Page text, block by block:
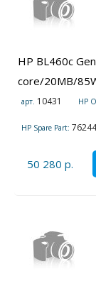
HP BL460c
core/20MB/
арт. 10431 HP
HP Spare Part:
50 280 р.